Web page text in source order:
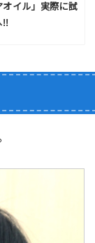
オイル」実際に試
!!